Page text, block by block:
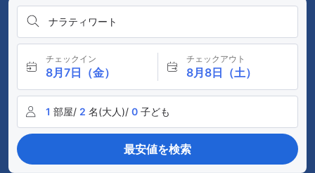
ナラティワート
チェックイン
8月7日（金）
チェックアウト
8月8日（土）
1 部屋/ 2 名(大人)/ 0 子ども
最安値を検索